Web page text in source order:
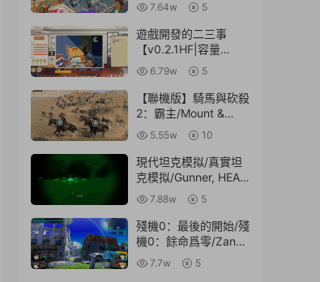
7.64w 5
遊戲開發的二三事
【v0.2.1HF|容量
478MB|官方簡體中
文】
6.79w 5
【聯機版】騎馬與砍殺
2：霸主/Mount &
Blade II:
Bannerlord【v1.2.11.4
5697聯機版|容量
45.9GB|官方簡體中
5.55w 10
現代坦克模拟/真實坦
克模拟/Gunner, HEAT,
PC!【v20220830|容
量7.79GB|官方原版英
文】
7.88w 5
殘機0：最後的開始/殘
機0：餘命爲零/Zanki
Zero: Last
Beginning【完整版|容
7.7w 5